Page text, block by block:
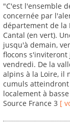
"C'est l'ensemble
concernée par
département de la
Cantal (en vert).
jusqu'à demain,
flocons
vendredi. De la
alpins à la Loire, il
cumuls
localement à
Source France 3 [